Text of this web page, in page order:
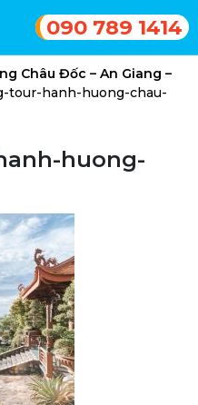
090 789 1414
Châu Đốc – An Giang –
tour-hanh-huong-chau-
huong-